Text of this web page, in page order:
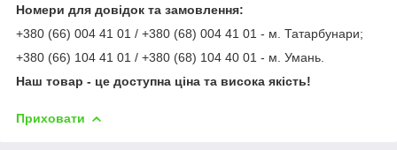
Номери для довідок та замовлення:
+380 (66) 004 41 01 / +380 (68) 004 41 01 - м. Татарбунари;
+380 (66) 104 41 01 / +380 (68) 104 40 01 - м. Умань.
Наш товар - це доступна ціна та висока якість!
Приховати